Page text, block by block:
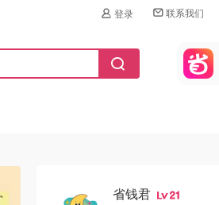
登录 联系我们
省钱君 21